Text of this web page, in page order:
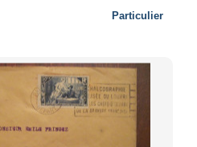
Particulier